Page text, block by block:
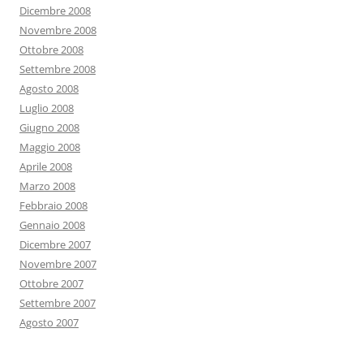
Dicembre 2008
Novembre 2008
Ottobre 2008
Settembre 2008
Agosto 2008
Luglio 2008
Giugno 2008
Maggio 2008
Aprile 2008
Marzo 2008
Febbraio 2008
Gennaio 2008
Dicembre 2007
Novembre 2007
Ottobre 2007
Settembre 2007
Agosto 2007